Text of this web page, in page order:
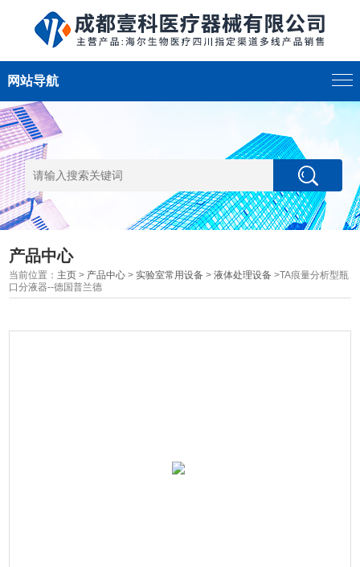
网站导航
产品中心
当前位置： 主页 > 产品中心 >实验室常用设备 >液体处理设备 >TA痕量分析型瓶
口分液器--德国普兰德